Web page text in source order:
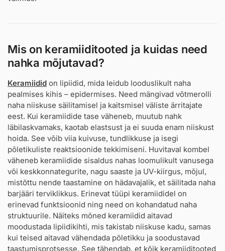
Mis on keramiiditooted ja kuidas need
nahka mõjutavad?
Keramiidid on lipiidid, mida leidub looduslikult naha
pealmises kihis – epidermises. Need mängivad võtmerolli
naha niiskuse säilitamisel ja kaitsmisel väliste ärritajate
eest. Kui keramiidide tase väheneb, muutub nahk
läbilaskvamaks, kaotab elastsust ja ei suuda enam niiskust
hoida. See võib viia kuivuse, tundlikkuse ja isegi
põletikuliste reaktsioonide tekkimiseni. Huvitaval kombel
väheneb keramiidide sisaldus nahas loomulikult vanusega
või keskkonnategurite, nagu saaste ja UV-kiirgus, mõjul,
mistõttu nende taastamine on hädavajalik, et säilitada naha
barjääri terviklikkus. Erinevat tüüpi keramiididel on
erinevad funktsioonid ning need on kohandatud naha
struktuurile. Näiteks mõned keramiidid aitavad
moodustada lipiidikihti, mis takistab niiskuse kadu, samas
kui teised aitavad vähendada põletikku ja soodustavad
taastumisprotsesse. See tähendab, et kõik keramiiditooted